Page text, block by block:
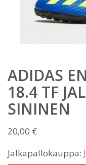
ADIDAS
18.4 TF
SININEN
20,00 €
Jalkapallokauppa: